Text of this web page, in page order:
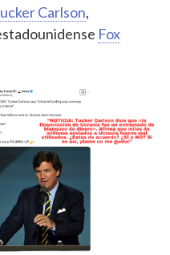
Carlson,
Fox